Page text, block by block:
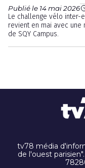
Publié le 14 mai 2026
Le challenge vélo inter-
revient en mai avec une
de SQY Campus.
tv78 média
de l'ouest